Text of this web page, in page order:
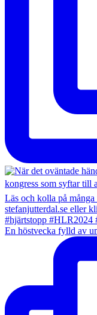
En höstvecka fylld av